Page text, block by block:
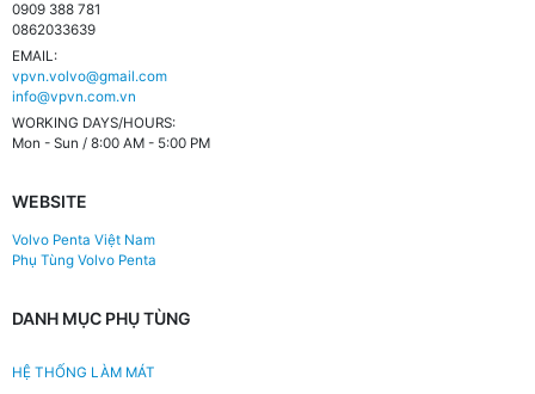
0909 388 781
0862033639
EMAIL:
vpvn.volvo@gmail.com
info@vpvn.com.vn
WORKING DAYS/HOURS:
Mon - Sun / 8:00 AM - 5:00 PM
WEBSITE
Volvo Penta Việt Nam
Phụ Tùng Volvo Penta
DANH MỤC PHỤ TÙNG
HỆ THỐNG LÀM MÁT